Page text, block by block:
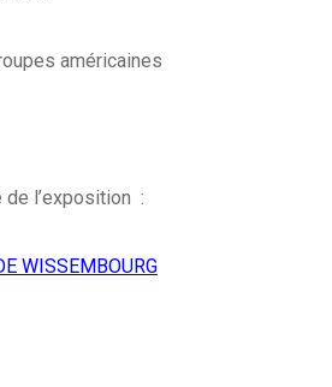
américaines
de l’exposition :
WISSEMBOURG